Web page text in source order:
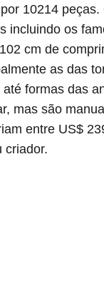
10214
incluindo os
cm de
as das
formas das
mas são
entre US$
criador.